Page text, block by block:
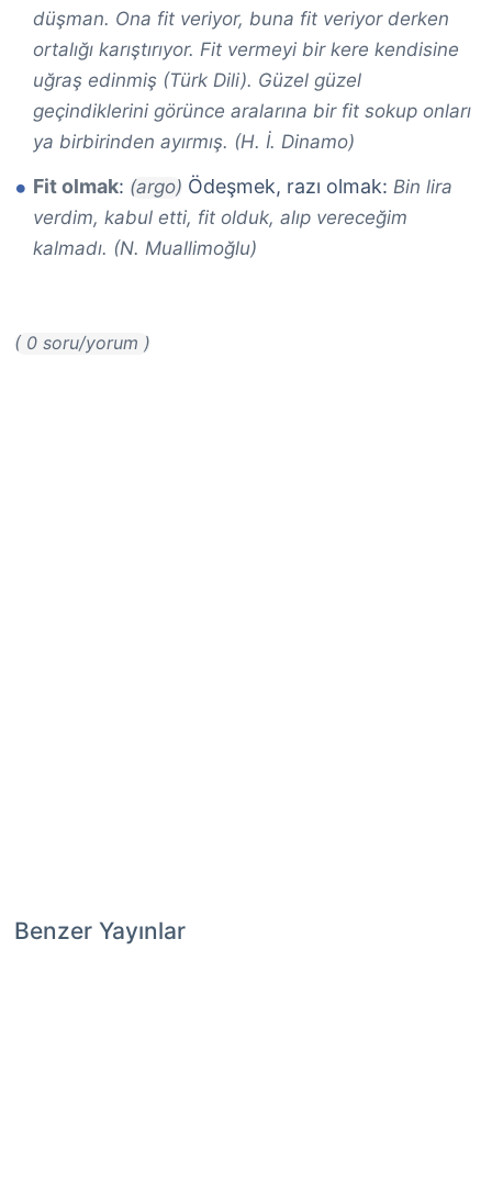
düşman. Ona fit veriyor, buna fit veriyor derken
ortalığı karıştırıyor. Fit vermeyi bir kere kendisine
uğraş edinmiş (Türk Dili). Güzel güzel
geçindiklerini görünce aralarına bir fit sokup onları
ya birbirinden ayırmış. (H. İ. Dinamo)
Fit olmak: (argo) Ödeşmek, razı olmak: Bin lira
verdim, kabul etti, fit olduk, alıp vereceğim
kalmadı. (N. Muallimoğlu)
( 0 soru/yorum )
Benzer Yayınlar